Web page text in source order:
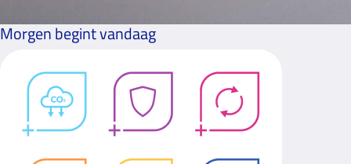
Morgen begint vandaag